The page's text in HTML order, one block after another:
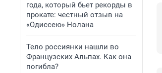
года, который бьет рекорды в
прокате: честный отзыв на
«Одиссею» Нолана
Тело россиянки нашли во
Французских Альпах. Как она
погибла?